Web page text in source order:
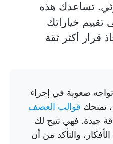
تساعدك هذه
تقييم خياراتك
قرار أكثر ثقة
تواجه صعوبة في إجراء
تمنحك قوالب العصف
جيدة. فهي تتيح لك
والتأكد من أن